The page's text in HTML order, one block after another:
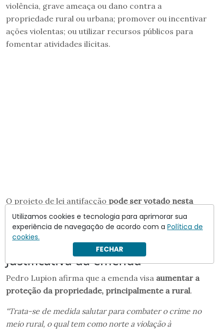
violência, grave ameaça ou dano contra a
propriedade rural ou urbana; promover ou incentivar
ações violentas; ou utilizar recursos públicos para
fomentar atividades ilícitas.
O projeto de lei antifacção pode ser votado nesta
quarta-feira pelo plenário da Câmara. O relator,
deputadoGuilherme Derrite(PP-SP), ainda precisa
apresentar
Justificativa da emenda
Pedro Lupion afirma que a emenda visa aumentar a
proteção da propriedade, principalmente a rural.
“Trata-se de medida salutar para combater o crime no
meio rural, o qual tem como norte a violação à
Utilizamos cookies e tecnologia para aprimorar sua
experiência de navegação de acordo com a Política de
cookies.
FECHAR